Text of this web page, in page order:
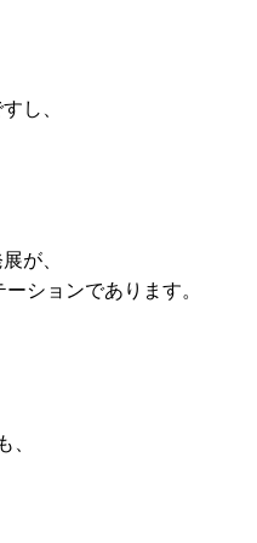
し、
が、
ションであります。
、